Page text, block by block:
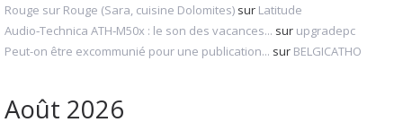
Rouge sur Rouge (Sara, cuisine Dolomites) sur Latitude
Audio‑Technica ATH‑M50x : le son des vacances... sur upgradepc
Peut-on être excommunié pour une publication... sur BELGICATHO
Août 2026